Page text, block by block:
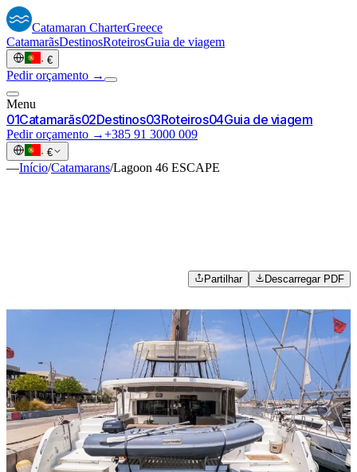
Catamaran CharterGreece
CatamarãsDestinosRoteirosGuia de viagem
· €
Pedir orçamento →
Menu
01Catamarãs02Destinos03Roteiros04Guia de viagem
Pedir orçamento →+385 91 3000 009
· €
—Início/Catamarans/Lagoon 46 ESCAPE
Partilhar Descarregar PDF